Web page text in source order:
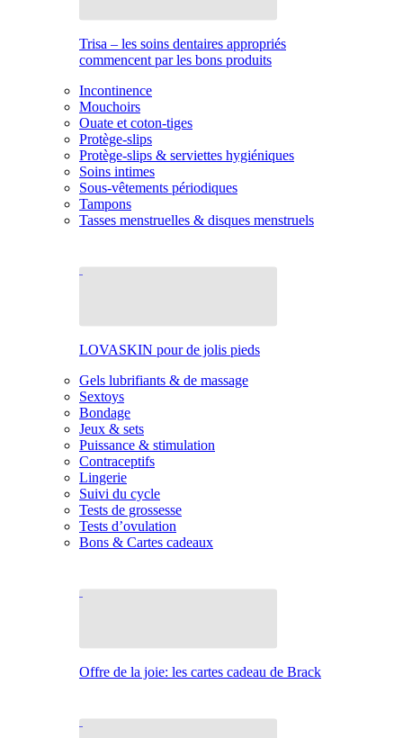
Trisa – les soins dentaires appropriés
commencent par les bons produits
Incontinence
Mouchoirs
Ouate et coton-tiges
Protège-slips
Protège-slips & serviettes hygiéniques
Soins intimes
Sous-vêtements périodiques
Tampons
Tasses menstruelles & disques menstruels
LOVASKIN pour de jolis pieds
Gels lubrifiants & de massage
Sextoys
Bondage
Jeux & sets
Puissance & stimulation
Contraceptifs
Lingerie
Suivi du cycle
Tests de grossesse
Tests d’ovulation
Bons & Cartes cadeaux
Offre de la joie: les cartes cadeau de Brack